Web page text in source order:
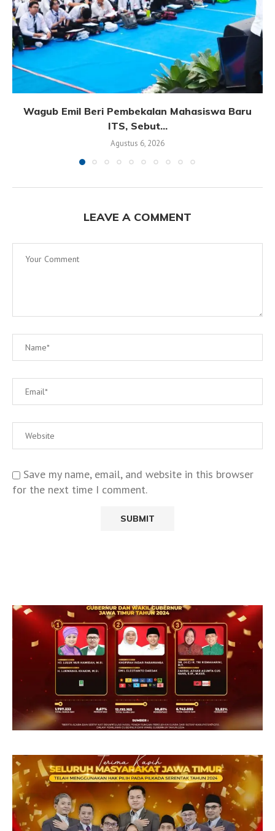
Wagub Emil Beri Pembekalan Mahasiswa Baru
ITS, Sebut...
Agustus 6, 2026
LEAVE A COMMENT
Save my name, email, and website in this browser
for the next time I comment.